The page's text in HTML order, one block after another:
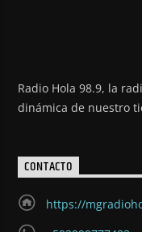
Radio Hola 98.9, la
dinámica de nuestro
CONTACTO
https://